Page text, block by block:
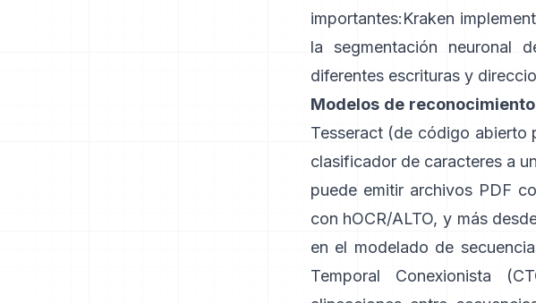
importantes:Kraken
la segmentación neuronal
diferentes escrituras y
Modelos de
Tesseract (de código abierto
clasificador de caracteres a
puede emitir archivos PDF
con hOCR/ALTO, y más
en el modelado de
Temporal Conexionista